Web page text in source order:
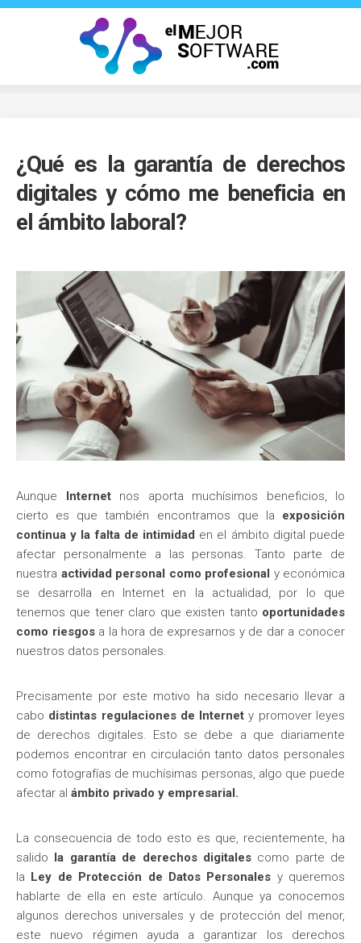
Saltar
¿Qué es la garantía de derechos
digitales y cómo me beneficia en
el ámbito laboral?
Aunque Internet nos aporta muchísimos beneficios, lo
cierto es que también encontramos que la exposición
continua y la falta de intimidad en el ámbito digital puede
afectar personalmente a las personas. Tanto parte de
nuestra actividad personal como profesional y económica
se desarrolla en Internet en la actualidad, por lo que
tenemos que tener claro que existen tanto oportunidades
como riesgos a la hora de expresarnos y de dar a conocer
nuestros datos personales.
Precisamente por este motivo ha sido necesario llevar a
cabo distintas regulaciones de Internety promover leyes
de derechos digitales. Esto se debe a que diariamente
podemos encontrar en circulación tanto datos personales
como fotografías de muchísimas personas, algo que puede
afectar al ámbito privado y empresarial.
La consecuencia de todo esto es que, recientemente, ha
salido la garantía de derechos digitalescomo parte de
la Ley de Protección de Datos Personales y queremos
hablarte de ella en este artículo. Aunque ya conocemos
algunos derechos universales y de protección del menor,
este nuevo régimen ayuda a garantizar los derechos